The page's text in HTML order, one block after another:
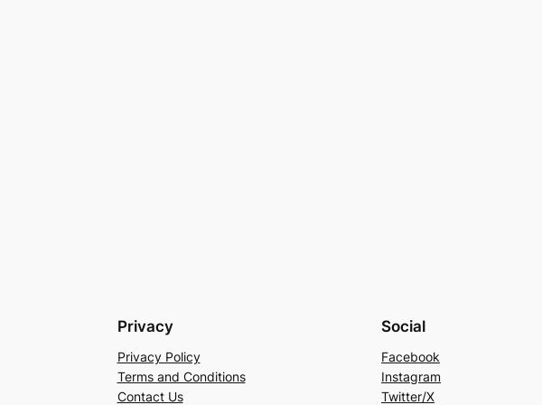
Privacy
Privacy Policy
Terms and Conditions
Contact Us
Social
Facebook
Instagram
Twitter/X